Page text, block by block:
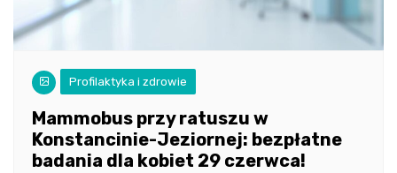
Profilaktyka i zdrowie
Mammobus przy ratuszu w
Konstancinie-Jeziornej: bezpłatne
badania dla kobiet 29 czerwca!